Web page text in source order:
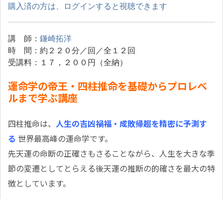
購入済の方は、ログインすると視聴できます
講 師： 鎌崎拓洋
時 間：約２２０分／回／全１２回
受講料：１７，２００円（全納）
運命学の帝王・四柱推命を基礎からプロレベ
ルまで学ぶ講座
四柱推命は、 人生の吉凶禍福・成敗帰趨を精密に予測す
る 世界最高峰の運命学です。
先天運の命断の正確さもさることながら、人生を大きな季
節の変遷としてとらえる後天運の推断の的確さを最大の特
徴としています。